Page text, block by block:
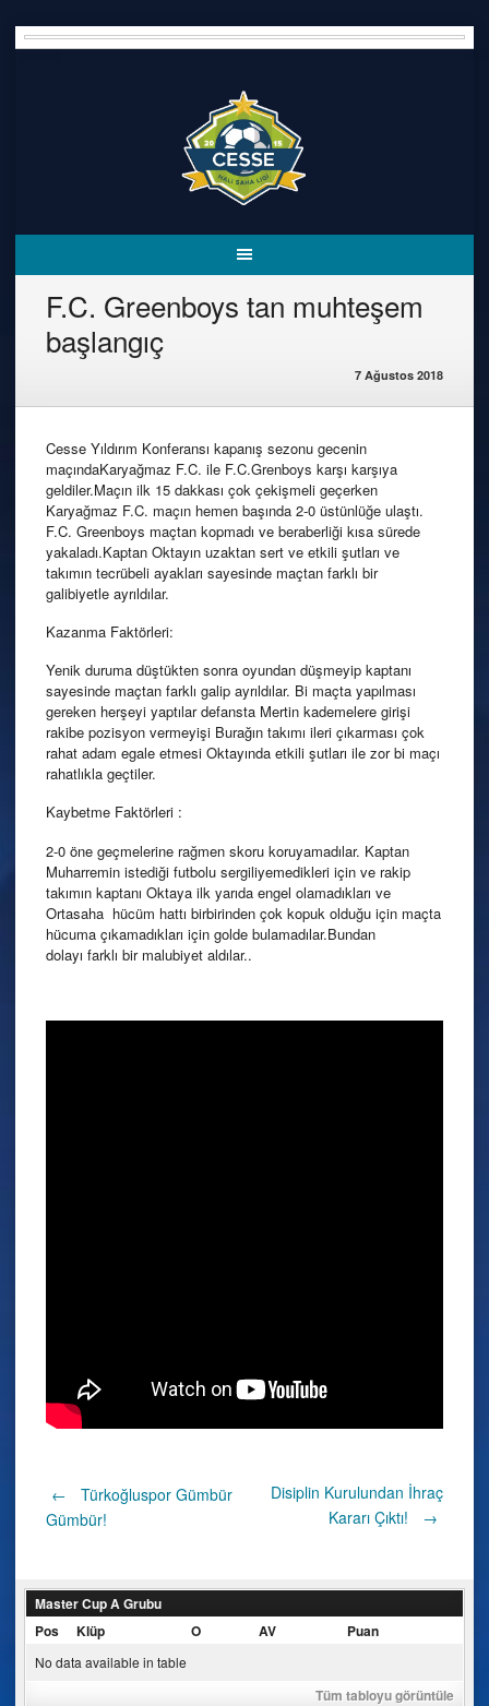
Skip
to
F.C. Greenboys tan muhteşem
başlangıç
7 Ağustos 2018
Cesse Yıldırım Konferansı kapanış sezonu gecenin
maçındaKaryağmaz F.C. ile F.C.Grenboys karşı karşıya
geldiler.Maçın ilk 15 dakkası çok çekişmeli geçerken
Karyağmaz F.C. maçın hemen başında 2-0 üstünlüğe ulaştı.
F.C. Greenboys maçtan kopmadı ve beraberliği kısa sürede
yakaladı.Kaptan Oktayın uzaktan sert ve etkili şutları ve
takımın tecrübeli ayakları sayesinde maçtan farklı bir
galibiyetle ayrıldılar.
Kazanma Faktörleri:
Yenik duruma düştükten sonra oyundan düşmeyip kaptanı
sayesinde maçtan farklı galip ayrıldılar. Bi maçta yapılması
gereken herşeyi yaptılar defansta Mertin kademelere girişi
rakibe pozisyon vermeyişi Burağın takımı ileri çıkarması çok
rahat adam egale etmesi Oktayında etkili şutları ile zor bi maçı
rahatlıkla geçtiler.
Kaybetme Faktörleri :
2-0 öne geçmelerine rağmen skoru koruyamadılar. Kaptan
Muharremin istediği futbolu sergiliyemedikleri için ve rakip
takımın kaptanı Oktaya ilk yarıda engel olamadıkları ve
Ortasaha hücüm hattı birbirinden çok kopuk olduğu için maçta
hücuma çıkamadıkları için golde bulamadılar.Bundan
dolayı farklı bir malubiyet aldılar..
Post
←
Türkoğluspor Gümbür
Gümbür!
Disiplin Kurulundan İhraç
Kararı Çıktı!
→
Master Cup A Grubu
Pos
Klüp O AV Puan
No data available in table
Tüm tabloyu görüntüle